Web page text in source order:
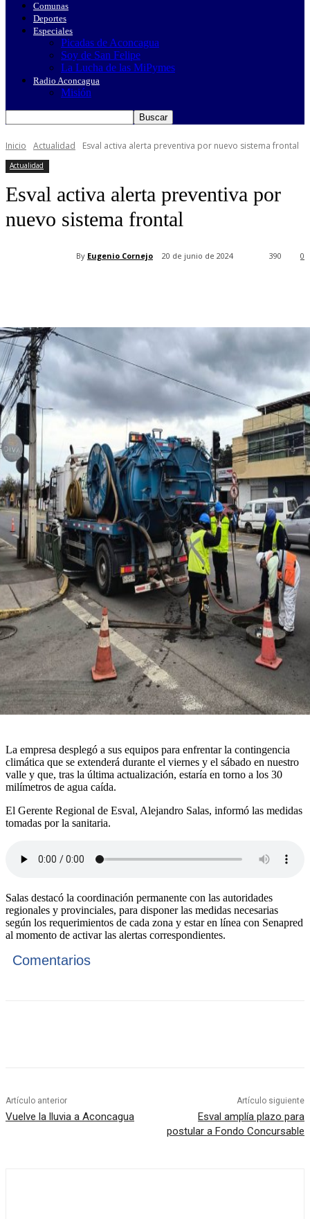
Comunas
Deportes
Especiales
Picadas de Aconcagua
Soy de San Felipe
La Lucha de las MiPymes
Radio Aconcagua
Misión
Inicio Actualidad Esval activa alerta preventiva por nuevo sistema frontal
Actualidad
Esval activa alerta preventiva por
nuevo sistema frontal
By Eugenio Cornejo 20 de junio de 2024 0
390
La empresa desplegó a sus equipos para enfrentar la contingencia
climática que se extenderá durante el viernes y el sábado en nuestro
valle y que, tras la última actualización, estaría en torno a los 30
milímetros de agua caída.
El Gerente Regional de Esval, Alejandro Salas, informó las medidas
tomadas por la sanitaria.
Salas destacó la coordinación permanente con las autoridades
regionales y provinciales, para disponer las medidas necesarias
según los requerimientos de cada zona y estar en línea con Senapred
al momento de activar las alertas correspondientes.
Comentarios
Artículo anterior
Vuelve la lluvia a Aconcagua
Artículo siguiente
Esval amplía plazo para
postular a Fondo Concursable